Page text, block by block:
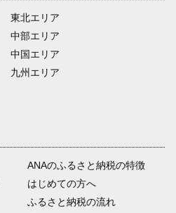
東北エリア
中部エリア
中国エリア
九州エリア
ANAのふるさと納税の特徴
はじめての方へ
ふるさと納税の流れ